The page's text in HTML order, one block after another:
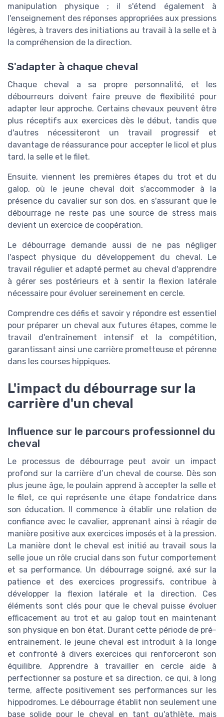
manipulation physique ; il s'étend également à
l'enseignement des réponses appropriées aux pressions
légères, à travers des initiations au travail à la selle et à
la compréhension de la direction.
S'adapter à chaque cheval
Chaque cheval a sa propre personnalité, et les
débourreurs doivent faire preuve de flexibilité pour
adapter leur approche. Certains chevaux peuvent être
plus réceptifs aux exercices dès le début, tandis que
d'autres nécessiteront un travail progressif et
davantage de réassurance pour accepter le licol et plus
tard, la selle et le filet.
Ensuite, viennent les premières étapes du trot et du
galop, où le jeune cheval doit s'accommoder à la
présence du cavalier sur son dos, en s'assurant que le
débourrage ne reste pas une source de stress mais
devient un exercice de coopération.
Le débourrage demande aussi de ne pas négliger
l'aspect physique du développement du cheval. Le
travail régulier et adapté permet au cheval d'apprendre
à gérer ses postérieurs et à sentir la flexion latérale
nécessaire pour évoluer sereinement en cercle.
Comprendre ces défis et savoir y répondre est essentiel
pour préparer un cheval aux futures étapes, comme le
travail d'entraînement intensif et la compétition,
garantissant ainsi une carrière prometteuse et pérenne
dans les courses hippiques.
L'impact du débourrage sur la
carrière d'un cheval
Influence sur le parcours professionnel du
cheval
Le processus de débourrage peut avoir un impact
profond sur la carrière d’un cheval de course. Dès son
plus jeune âge, le poulain apprend à accepter la selle et
le filet, ce qui représente une étape fondatrice dans
son éducation. Il commence à établir une relation de
confiance avec le cavalier, apprenant ainsi à réagir de
manière positive aux exercices imposés et à la pression.
La manière dont le cheval est initié au travail sous la
selle joue un rôle crucial dans son futur comportement
et sa performance. Un débourrage soigné, axé sur la
patience et des exercices progressifs, contribue à
développer la flexion latérale et la direction. Ces
éléments sont clés pour que le cheval puisse évoluer
efficacement au trot et au galop tout en maintenant
son physique en bon état. Durant cette période de pré-
entrainement, le jeune cheval est introduit à la longe
et confronté à divers exercices qui renforceront son
équilibre. Apprendre à travailler en cercle aide à
perfectionner sa posture et sa direction, ce qui, à long
terme, affecte positivement ses performances sur les
hippodromes. Le débourrage établit non seulement une
base solide pour le cheval en tant qu'athlète, mais